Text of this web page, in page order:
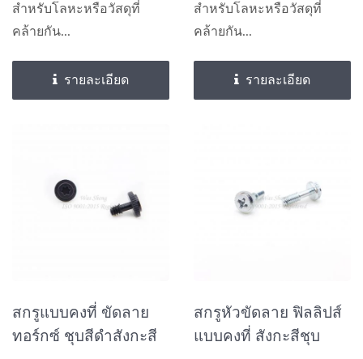
สำหรับโลหะหรือวัสดุที่
คล้ายกัน...
รายละเอียด
สำหรับโลหะหรือวัสดุที่
คล้ายกัน...
รายละเอียด
สกรูแบบคงที่ ขัดลาย
ทอร์กซ์ ชุบสีดำสังกะสี
สกรูหัวขัดลาย ฟิลลิปส์
แบบคงที่ สังกะสีชุบ